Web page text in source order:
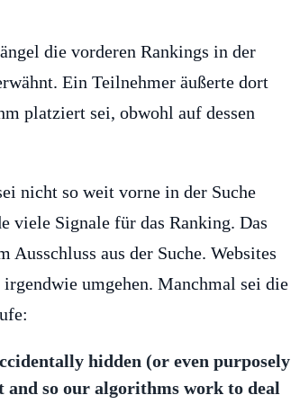
die vorderen Rankings in der
Ein Teilnehmer äußerte dort
platziert sei, obwohl auf dessen
nicht so weit vorne in der Suche
viele Signale für das Ranking. Das
aus der Suche. Websites
umgehen. Manchmal sei die
hidden (or even purposely
so our algorithms work to deal